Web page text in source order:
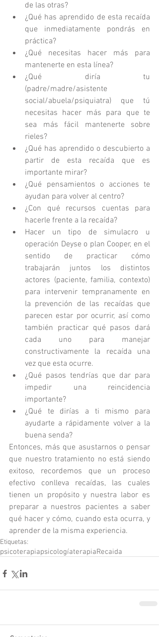
de las otras?
¿Qué has aprendido de esta recaída
que inmediatamente pondrás en
práctica?
¿Qué necesitas hacer más para
mantenerte en esta línea?
¿Qué diría tu
(padre/madre/asistente
social/abuela/psiquiatra) que tú
necesitas hacer más para que te
sea más fácil mantenerte sobre
rieles?
¿Qué has aprendido o descubierto a
partir de esta recaída que es
importante mirar?
¿Qué pensamientos o acciones te
ayudan para volver al centro?
¿Con qué recursos cuentas para
hacerle frente a la recaída?
Hacer un tipo de simulacro u
operación Deyse o plan Cooper, en el
sentido de practicar cómo
trabajarán juntos los distintos
actores (paciente, familia, contexto)
para intervenir tempranamente en
la prevención de las recaídas que
parecen estar por ocurrir, así como
también practicar qué pasos dará
cada uno para manejar
constructivamente la recaída una
vez que esta ocurre.
¿Qué pasos tendrías que dar para
impedir una reincidencia
importante?
¿Qué te dirías a ti mismo para
ayudarte a rápidamente volver a la
buena senda?
Entonces, más que asustarnos o pensar
que nuestro tratamiento no está siendo
exitoso, recordemos que un proceso
efectivo conlleva recaídas, las cuales
tienen un propósito y nuestra labor es
preparar a nuestros pacientes a saber
qué hacer y cómo, cuando esta ocurra, y
aprender de la misma experiencia.
Etiquetas:
psicoterapiapsicologíaterapiaRecaida